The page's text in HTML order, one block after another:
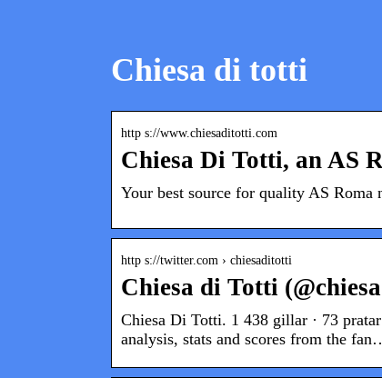
Chiesa di totti
http s://www.chiesaditotti.com
Chiesa Di Totti, an AS
Your best source for quality AS Roma
http s://twitter.com › chiesaditotti
Chiesa di Totti
Chiesa Di Totti. 1 438 gillar · 73
analysis, stats and scores from the